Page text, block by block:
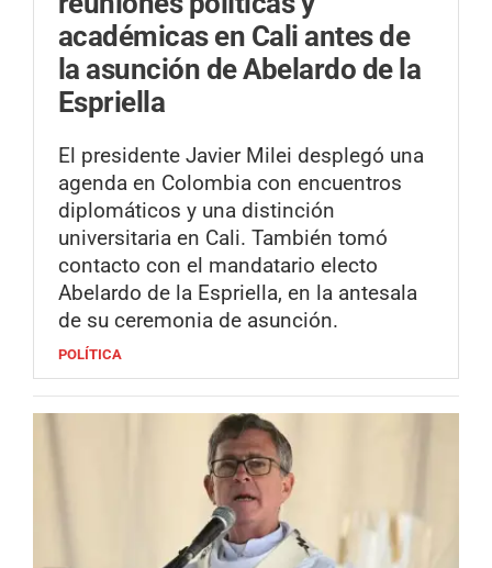
académicas en Cali antes de
la asunción de Abelardo de la
Espriella
El presidente Javier Milei desplegó una
agenda en Colombia con encuentros
diplomáticos y una distinción
universitaria en Cali. También tomó
contacto con el mandatario electo
Abelardo de la Espriella, en la antesala
de su ceremonia de asunción.
POLÍTICA